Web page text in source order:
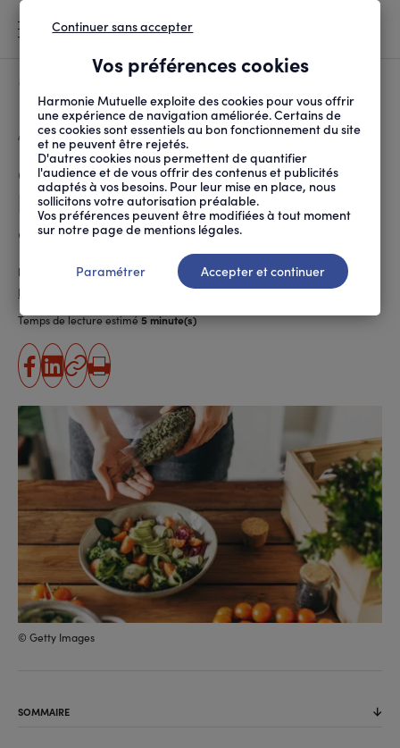
D'ARIANE
ACCUEIL PRÉVENTION SANTÉ ET ... ALIMENTATION QUELS SONT LES VÉRIT...
Quels sont les véritables
bienfaits des graines de
courge ?
Publié le 27.01.2025
Patricia Guipponi
Temps de lecture estimé5 minute(s)
partager
sur
facebook
partager
sur
linkedin
Copier
l'URL
Imprimer
© Getty Images
SOMMAIRE
Vos préférences cookies
Harmonie Mutuelle exploite des cookies pour vous offrir
une expérience de navigation améliorée. Certains de
ces cookies sont essentiels au bon fonctionnement du site
et ne peuvent être rejetés.
D'autres cookies nous permettent de quantifier
l'audience et de vous offrir des contenus et publicités
adaptés à vos besoins. Pour leur mise en place, nous
sollicitons votre autorisation préalable.
Vos préférences peuvent être modifiées à tout moment
sur notre page de mentions légales.
Continuer sans accepter
Paramétrer Accepter et continuer